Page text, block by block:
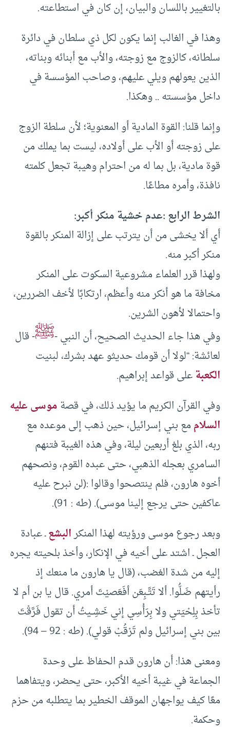
بالتغيير باللسان والبيان، إن كان في استطاعته.
وهذا في الغالب إنما يكون لكل ذي سلطان في دائرة
سلطانه، كالزوج مع زوجته، والأب مع أبنائه وبناته،
الذين يعولهم ويلي عليهم، وصاحب المؤسسة في
داخل مؤسسته .. وهكذا.
وإنما قلنا: القوة المادية أو المعنوية؛ لأن سلطة الزوج
على زوجته أو الأب على أولاده، ليست بما يملك من
قوة مادية، بل بما له من احترام وهيبة تجعل كلمته
نافذة، وأمره مطاعًا.
الشرط الرابع :عدم خشية منكر أكبر:
أي ألا يخشى من أن يترتب على إزالة المنكر بالقوة
منكر أكبر منه.
ولهذا قرر العلماء مشروعية السكوت على المنكر
مخافة ما هو أنكر منه وأعظم، ارتكابًا لأخف الضررين،
واحتمالا لأهون الشرين.
وفي هذا جاء الحديث الصحيح، أن النبي -ﷺ- قال
لعائشة: “لولا أن قومك حديثو عهد بشرك، لبنيت
الكعبةعلى قواعد إبراهيم.
وفي القرآن الكريم ما يؤيد ذلك، في قصةموسى عليه
السلاممع بني إسرائيل، حين ذهب إلى موعده مع
ربه، الذي بلغ أربعين ليلة، وفي هذه الغيبة فتنهم
السامري بعجله الذهبي، حتى عبده القوم، ونصحهم
أخوه هارون، فلم ينتصحوا وقالوا :(لن نبرح عليه
عاكفين حتى يرجع إلينا موسى). (طه : 91).
وبعد رجوع موسى ورؤيته لهذا المنكرالبشعـ عبادة
العجل ـ اشتد على أخيه في الإنكار، وأخذ بلحيته يجره
إليه من شدة الغضب، (قال يا هارون ما منعك إذ
رأيتهم ضَـلُّوا. ألا تَتَّـبِعَن أفَعَصيْتَ أمري. قال يا بن أم لا
تأخذ بِلِحْيَتي ولا بِرَأْسِي إني خَشِــيتُ أن تقول فَرَّقْتَ
بين بني إسرائيل ولم تَرْقُبْ قولي). (طه : 92 – 94).
ومعنى هذا: أن هارون قدم الحفاظ على وحدة
الجماعة في غيبة أخيه الأكبر، حتى يحضر، ويتفاهما
معًا كيف يواجهان الموقف الخطير بما يتطلبه من حزم
وحكمة.